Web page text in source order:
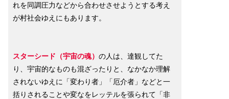
れを同調圧力などから合わせさせようとする考え
が村社会ゆえにもあります。
スターシード（宇宙の魂） の人は、達観してた
り、宇宙的なものも混ざったりと、なかなか理解
されないゆえに「変わり者」「厄介者」などと一
括りされることや変なをレッテルを張られて「非